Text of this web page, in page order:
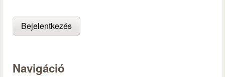
Navigáció